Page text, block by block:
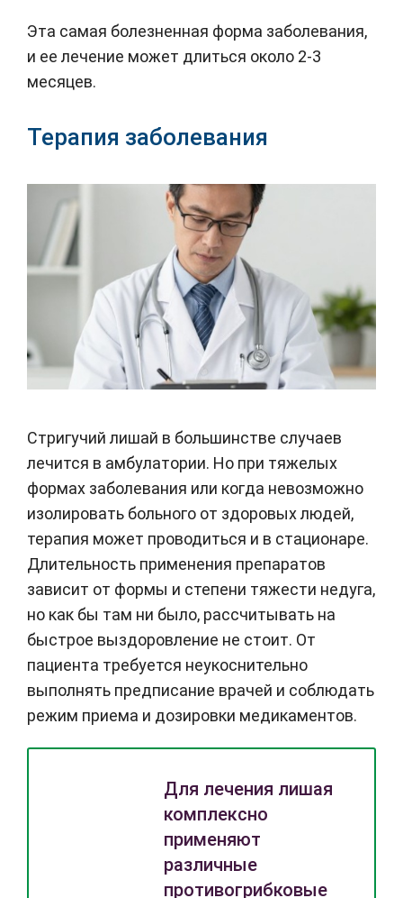
Эта самая болезненная форма заболевания,
и ее лечение может длиться около 2-3
месяцев.
Терапия заболевания
Стригучий лишай в большинстве случаев
лечится в амбулатории. Но при тяжелых
формах заболевания или когда невозможно
изолировать больного от здоровых людей,
терапия может проводиться и в стационаре.
Длительность применения препаратов
зависит от формы и степени тяжести недуга,
но как бы там ни было, рассчитывать на
быстрое выздоровление не стоит. От
пациента требуется неукоснительно
выполнять предписание врачей и соблюдать
режим приема и дозировки медикаментов.
Для лечения лишая
комплексно
применяют
различные
противогрибковые